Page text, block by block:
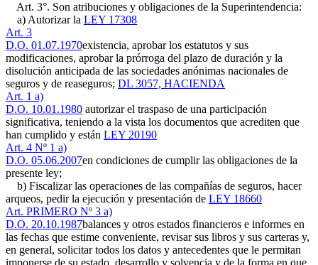
Art. 3°. Son atribuciones y obligaciones de la Superintendencia:
a) Autorizar la LEY 17308
Art. 3
D.O. 01.07.1970existencia, aprobar los estatutos y sus
modificaciones, aprobar la prórroga del plazo de duración y la
disolución anticipada de las sociedades anónimas nacionales de
seguros y de reaseguros; DL 3057, HACIENDA
Art. 1 a)
D.O. 10.01.1980 autorizar el traspaso de una participación
significativa, teniendo a la vista los documentos que acrediten que
han cumplido y están LEY 20190
Art. 4 Nº 1 a)
D.O. 05.06.2007en condiciones de cumplir las obligaciones de la
presente ley;
b) Fiscalizar las operaciones de las compañías de seguros, hacer
arqueos, pedir la ejecución y presentación de LEY 18660
Art. PRIMERO Nº 3 a)
D.O. 20.10.1987balances y otros estados financieros e informes en
las fechas que estime conveniente, revisar sus libros y sus carteras y,
en general, solicitar todos los datos y antecedentes que le permitan
imponerse de su estado, desarrollo y solvencia y de la forma en que